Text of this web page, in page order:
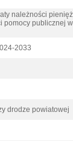
należności
publicznej
2033
drodze powiatowej